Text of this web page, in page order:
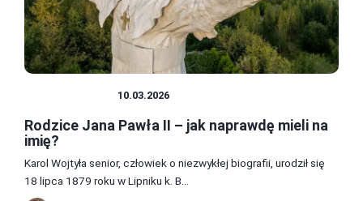
10.03.2026
Rodzice Jana Pawła II – jak naprawdę mieli na
imię?
Karol Wojtyła senior, człowiek o niezwykłej biografii, urodził się
18 lipca 1879 roku w Lipniku k. B...